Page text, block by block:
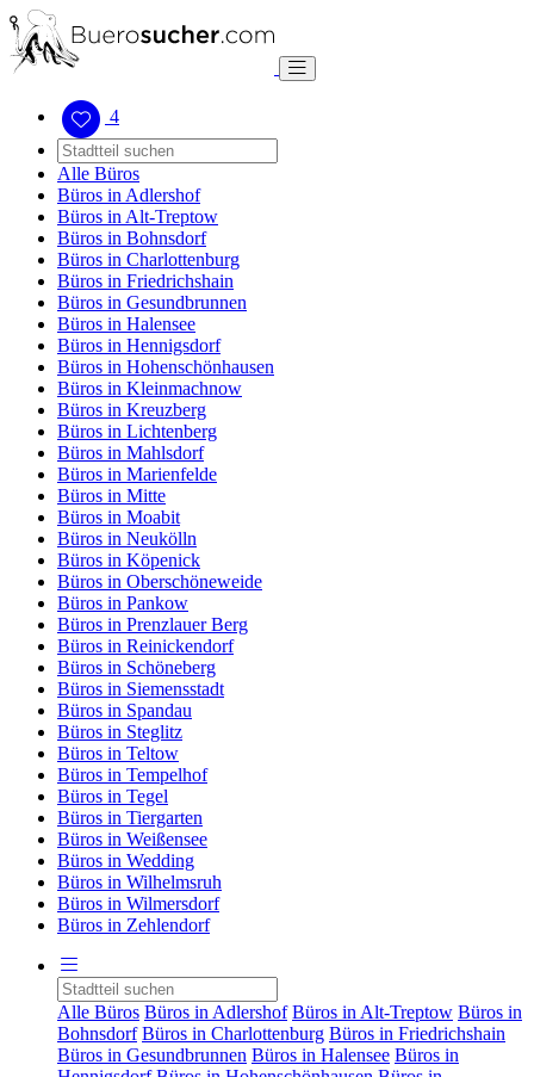
4
Alle Büros
Büros in Adlershof
Büros in Alt-Treptow
Büros in Bohnsdorf
Büros in Charlottenburg
Büros in Friedrichshain
Büros in Gesundbrunnen
Büros in Halensee
Büros in Hennigsdorf
Büros in Hohenschönhausen
Büros in Kleinmachnow
Büros in Kreuzberg
Büros in Lichtenberg
Büros in Mahlsdorf
Büros in Marienfelde
Büros in Mitte
Büros in Moabit
Büros in Neukölln
Büros in Köpenick
Büros in Oberschöneweide
Büros in Pankow
Büros in Prenzlauer Berg
Büros in Reinickendorf
Büros in Schöneberg
Büros in Siemensstadt
Büros in Spandau
Büros in Steglitz
Büros in Teltow
Büros in Tempelhof
Büros in Tegel
Büros in Tiergarten
Büros in Weißensee
Büros in Wedding
Büros in Wilhelmsruh
Büros in Wilmersdorf
Büros in Zehlendorf
Alle Büros Büros in Adlershof Büros in Alt-Treptow Büros in
Bohnsdorf Büros in Charlottenburg Büros in Friedrichshain
Büros in Gesundbrunnen Büros in Halensee Büros in